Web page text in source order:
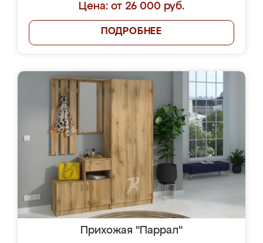
Цена: от 26 000 руб.
ПОДРОБНЕЕ
Прихожая "Паррал"